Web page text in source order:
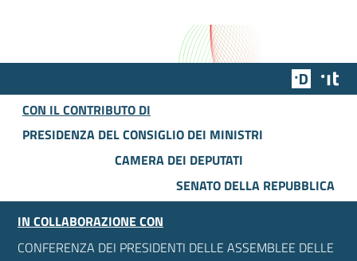
Team
CON IL CONTRIBUTO DI
PRESIDENZA DEL CONSIGLIO DEI MINISTRI
CAMERA DEI DEPUTATI
SENATO DELLA REPUBBLICA
IN COLLABORAZIONE CON
CONFERENZA DEI PRESIDENTI DELLE ASSEMBLEE DELLE